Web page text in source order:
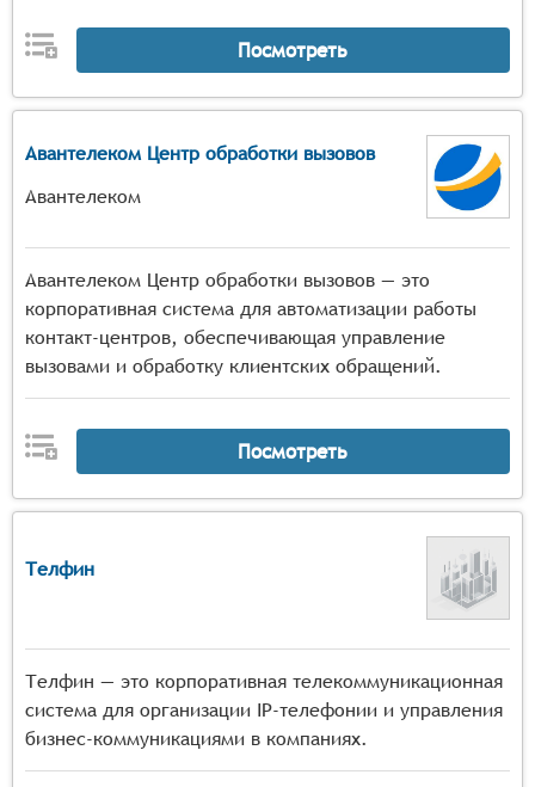
Посмотреть
Авантелеком Центр обработки вызовов
Авантелеком
Авантелеком Центр обработки вызовов — это
корпоративная система для автоматизации работы
контакт-центров, обеспечивающая управление
вызовами и обработку клиентских обращений.
Посмотреть
Телфин
Телфин — это корпоративная телекоммуникационная
система для организации IP-телефонии и управления
бизнес-коммуникациями в компаниях.